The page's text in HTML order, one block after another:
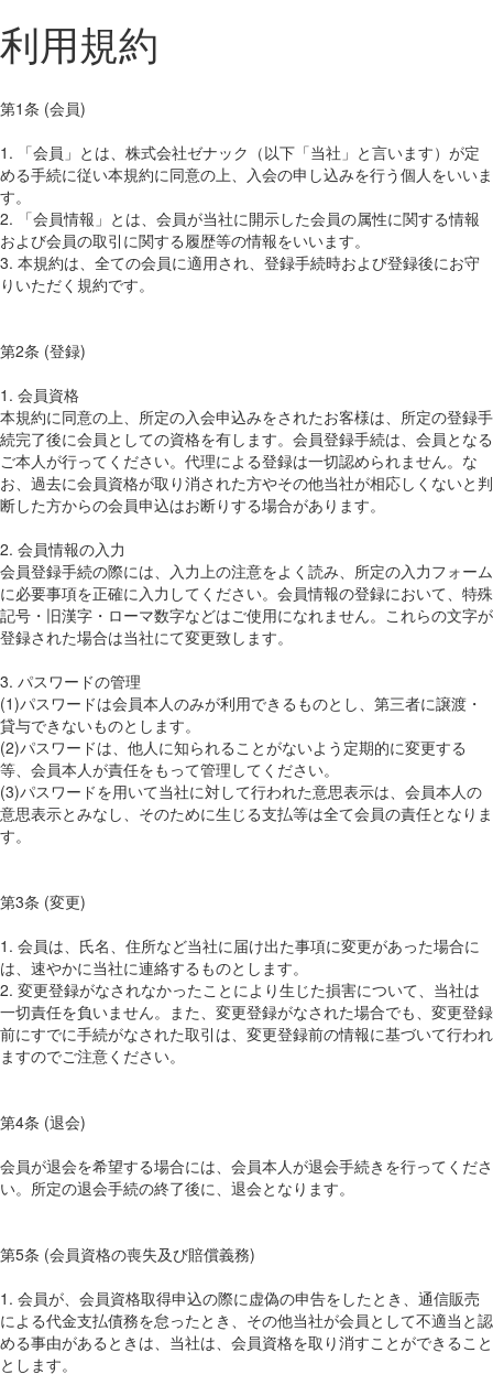
利用規約
第1条 (会員)
1. 「会員」とは、株式会社ゼナック（以下「当社」と言います）が定
める手続に従い本規約に同意の上、入会の申し込みを行う個人をいいま
す。
2. 「会員情報」とは、会員が当社に開示した会員の属性に関する情報
および会員の取引に関する履歴等の情報をいいます。
3. 本規約は、全ての会員に適用され、登録手続時および登録後にお守
りいただく規約です。
第2条 (登録)
1. 会員資格
本規約に同意の上、所定の入会申込みをされたお客様は、所定の登録手
続完了後に会員としての資格を有します。会員登録手続は、会員となる
ご本人が行ってください。代理による登録は一切認められません。な
お、過去に会員資格が取り消された方やその他当社が相応しくないと判
断した方からの会員申込はお断りする場合があります。
2. 会員情報の入力
会員登録手続の際には、入力上の注意をよく読み、所定の入力フォーム
に必要事項を正確に入力してください。会員情報の登録において、特殊
記号・旧漢字・ローマ数字などはご使用になれません。これらの文字が
登録された場合は当社にて変更致します。
3. パスワードの管理
(1)パスワードは会員本人のみが利用できるものとし、第三者に譲渡・
貸与できないものとします。
(2)パスワードは、他人に知られることがないよう定期的に変更する
等、会員本人が責任をもって管理してください。
(3)パスワードを用いて当社に対して行われた意思表示は、会員本人の
意思表示とみなし、そのために生じる支払等は全て会員の責任となりま
す。
第3条 (変更)
1. 会員は、氏名、住所など当社に届け出た事項に変更があった場合に
は、速やかに当社に連絡するものとします。
2. 変更登録がなされなかったことにより生じた損害について、当社は
一切責任を負いません。また、変更登録がなされた場合でも、変更登録
前にすでに手続がなされた取引は、変更登録前の情報に基づいて行われ
ますのでご注意ください。
第4条 (退会)
会員が退会を希望する場合には、会員本人が退会手続きを行ってくださ
い。所定の退会手続の終了後に、退会となります。
第5条 (会員資格の喪失及び賠償義務)
1. 会員が、会員資格取得申込の際に虚偽の申告をしたとき、通信販売
による代金支払債務を怠ったとき、その他当社が会員として不適当と認
める事由があるときは、当社は、会員資格を取り消すことができること
とします。